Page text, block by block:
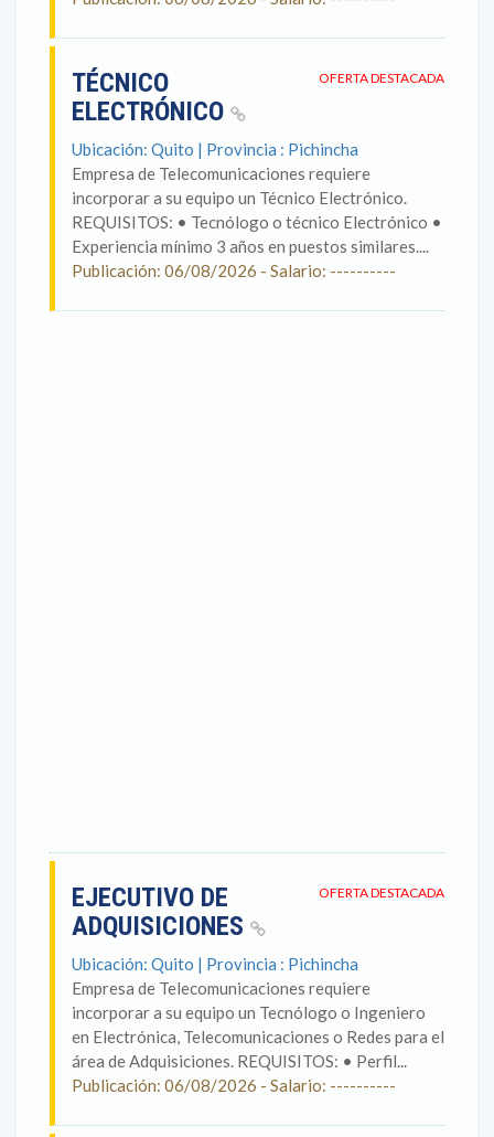
OFERTA DESTACADA
TÉCNICO
ELECTRÓNICO
Ubicación: Quito | Provincia : Pichincha
Empresa de Telecomunicaciones requiere
incorporar a su equipo un Técnico Electrónico.
REQUISITOS: • Tecnólogo o técnico Electrónico •
Experiencia mínimo 3 años en puestos similares....
Publicación: 06/08/2026 - Salario: ----------
OFERTA DESTACADA
EJECUTIVO DE
ADQUISICIONES
Ubicación: Quito | Provincia : Pichincha
Empresa de Telecomunicaciones requiere
incorporar a su equipo un Tecnólogo o Ingeniero
en Electrónica, Telecomunicaciones o Redes para el
área de Adquisiciones. REQUISITOS: • Perfil...
Publicación: 06/08/2026 - Salario: ----------